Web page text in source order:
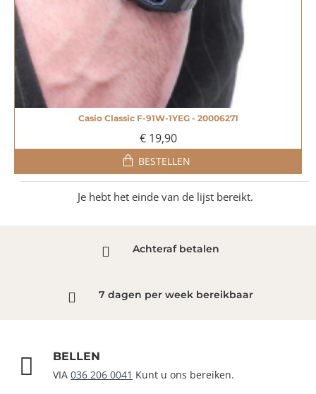
Casio Classic F-91W-1YEG - 20006271
€ 19,90
BESTELLEN
Je hebt het einde van de lijst bereikt.
Achteraf betalen
7 dagen per week bereikbaar
BELLEN
VIA 036 206 0041 Kunt u ons bereiken.